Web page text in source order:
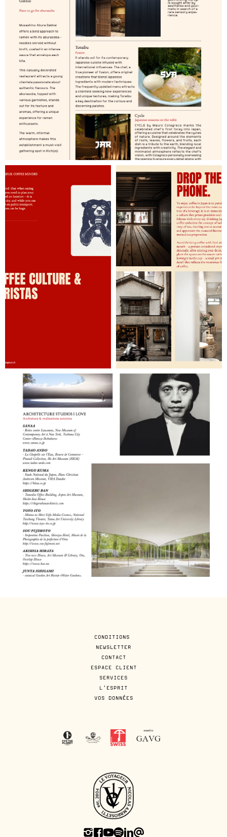
CONDITIONS
NEWSLETTER
CONTACT
ESPACE CLIENT
SERVICES
L'ESPRIT
VOS DONNÉES